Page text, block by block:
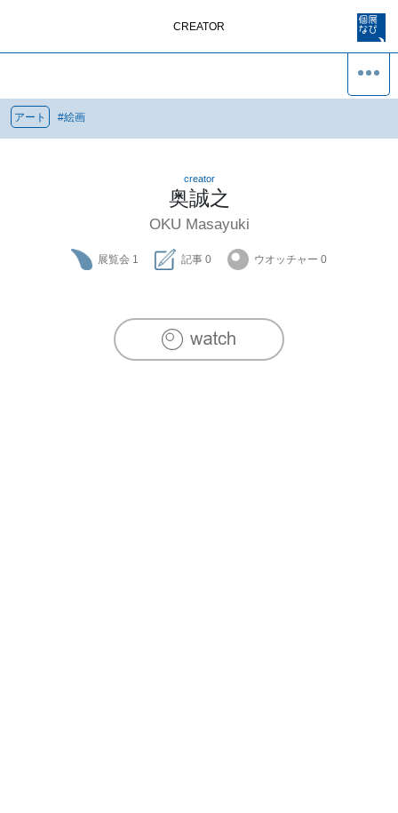
CREATOR
アート #絵画
creator
奥誠之
OKU Masayuki
展覧会 1 記事 0 ウオッチャー 0